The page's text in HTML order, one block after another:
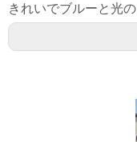
きれいでブルーと光